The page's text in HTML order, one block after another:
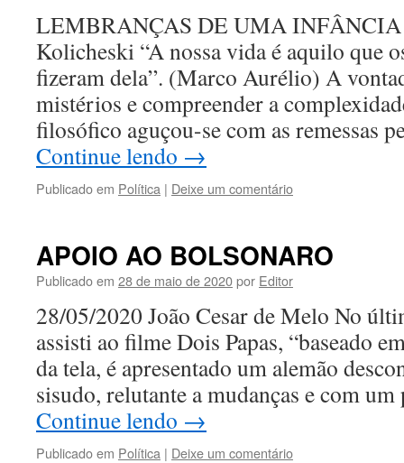
LEMBRANÇAS DE UMA
Kolicheski “A nossa vida é aquilo que
fizeram dela”. (Marco Aurélio) A
mistérios e compreender a
filosófico aguçou-se com as remessas
Continue lendo →
Publicado em Política | Deixe um comentário
APOIO AO BOLSONARO
Publicado em 28 de maio de 2020por Editor
28/05/2020 João Cesar de Melo No
assisti ao filme Dois Papas, “baseado
da tela, é apresentado um alemão
sisudo, relutante a mudanças e com
Continue lendo →
Publicado em Política | Deixe um comentário